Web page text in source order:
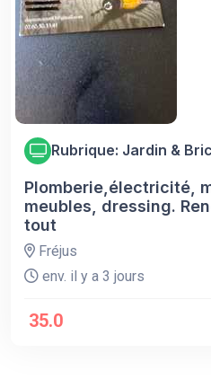
Rubrique: Jardin &
Plomberie,électricité,
meubles, dressing.
tout
Fréjus
env. il y a 3 jours
35.0